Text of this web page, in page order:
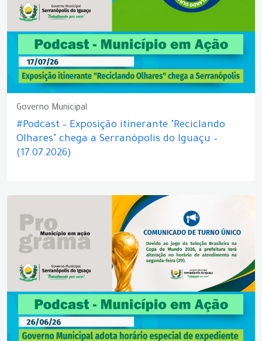
Governo Municipal
#Podcast – Exposição itinerante "Reciclando
Olhares" chega a Serranópolis do Iguaçu –
(17.07.2026)